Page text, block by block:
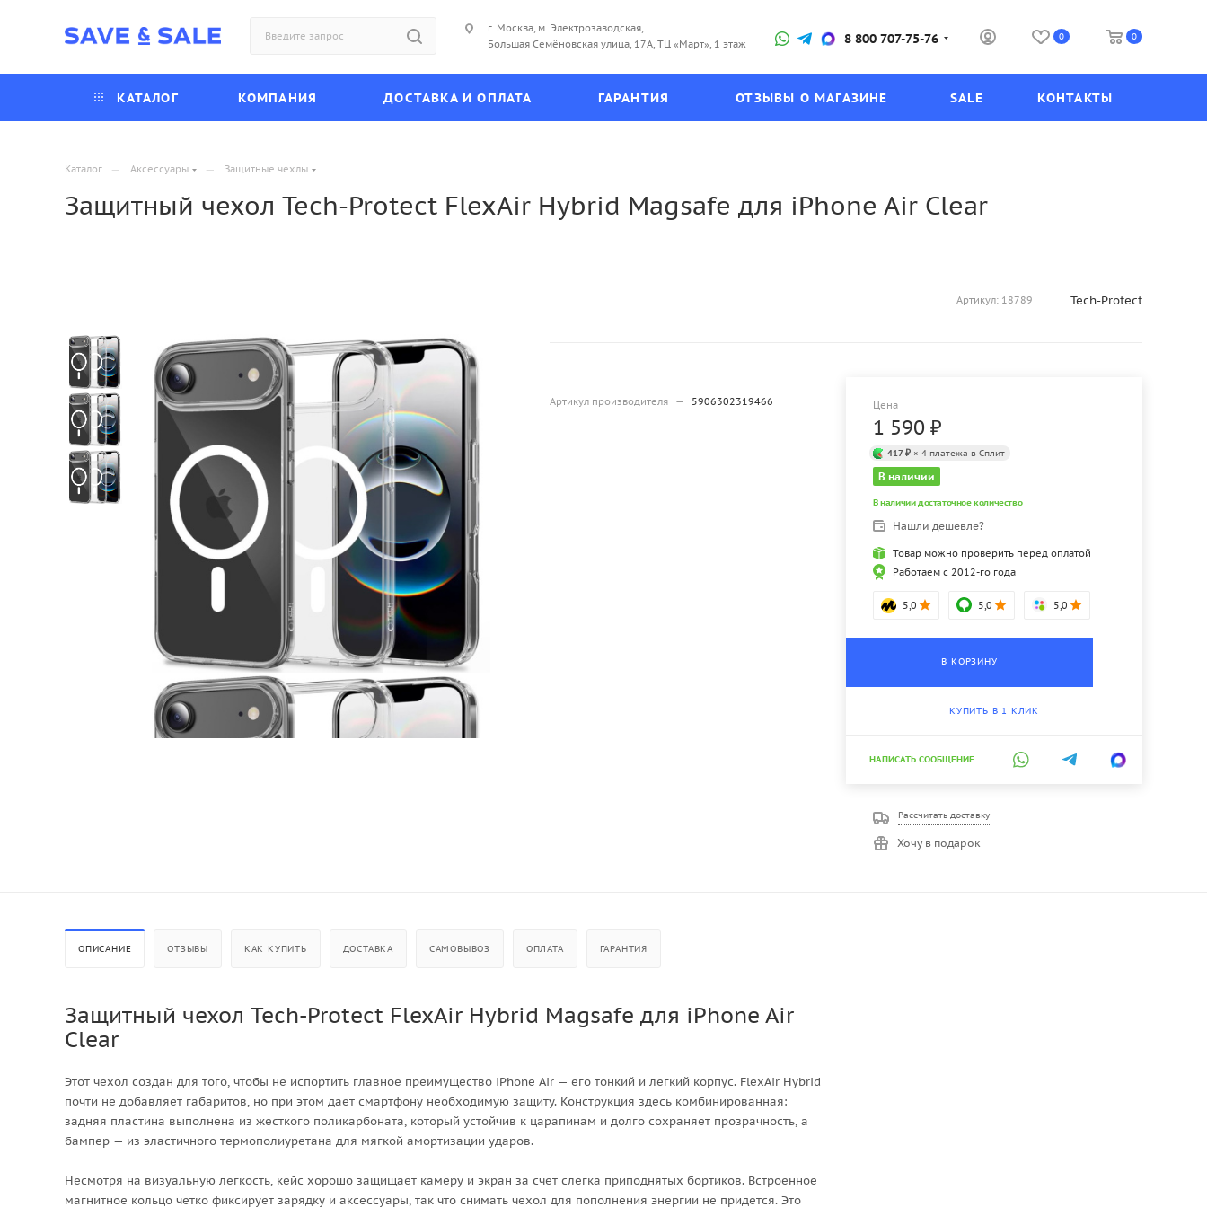
г. Москва, м. Электрозаводская,
Большая Семёновская улица, 17А, ТЦ «Март», 1 этаж
8 800 707-75-76 0 0
КАТАЛОГ КОМПАНИЯ ДОСТАВКА И ОПЛАТА ГАРАНТИЯ ОТЗЫВЫ О МАГАЗИНЕ SALE КОНТАКТЫ
Каталог — Аксессуары — Защитные чехлы
Защитный чехол Tech-Protect FlexAir Hybrid Magsafe для iPhone Air Clear
Артикул: 18789 Tech-Protect
Артикул производителя — 5906302319466 Цена
1 590 ₽
417 ₽ × 4 платежа в Сплит
В наличии
В наличии достаточное количество
Нашли дешевле?
Товар можно проверить перед оплатой
Работаем с 2012-го года
5,0 5,0 5,0
В КОРЗИНУ
КУПИТЬ В 1 КЛИК
НАПИСАТЬ СООБЩЕНИЕ
Рассчитать доставку
Хочу в подарок
ОПИСАНИЕ ОТЗЫВЫ КАК КУПИТЬ ДОСТАВКА САМОВЫВОЗ ОПЛАТА ГАРАНТИЯ
Защитный чехол Tech-Protect FlexAir Hybrid Magsafe для iPhone Air
Clear
Этот чехол создан для того, чтобы не испортить главное преимущество iPhone Air — его тонкий и легкий корпус. FlexAir Hybrid
почти не добавляет габаритов, но при этом дает смартфону необходимую защиту. Конструкция здесь комбинированная:
задняя пластина выполнена из жесткого поликарбоната, который устойчив к царапинам и долго сохраняет прозрачность, а
бампер — из эластичного термополиуретана для мягкой амортизации ударов.
Несмотря на визуальную легкость, кейс хорошо защищает камеру и экран за счет слегка приподнятых бортиков. Встроенное
магнитное кольцо четко фиксирует зарядку и аксессуары, так что снимать чехол для пополнения энергии не придется. Это